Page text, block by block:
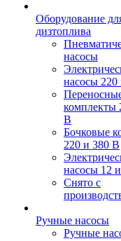
Оборудование
дизтоплива
насосы
насосы
комплекты
В
Бочковые
220 и 380 В
насосы 12
Снято с
Ручные насосы
Ручные